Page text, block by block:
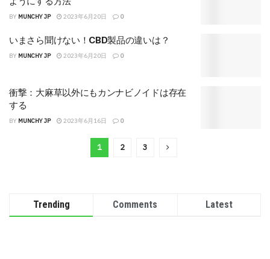
BY MUNCHY JP 2023年6月20日 0
いまさら聞けない！CBD製品の違いは？
BY MUNCHY JP 2023年6月20日 0
衝撃：大麻草以外にもカンナビノイドは存在
する
BY MUNCHY JP 2023年6月16日 0
1 2 3
Trending Comments Latest